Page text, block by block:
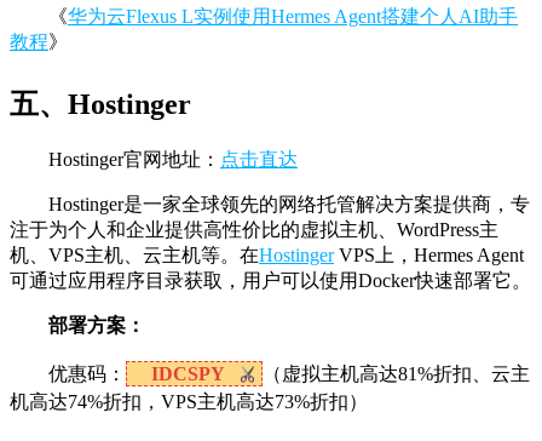
《华为云Flexus L实例使用Hermes Agent搭建个人AI助手
教程》
五、Hostinger
Hostinger官网地址： 点击直达
Hostinger是一家全球领先的网络托管解决方案提供商，专
注于为个人和企业提供高性价比的虚拟主机、WordPress主
机、VPS主机、云主机等。在HostingerVPS上，Hermes Agent
可通过应用程序目录获取，用户可以使用Docker快速部署它。
部署方案：
优惠码： IDCSPY
（虚拟主机高达81%折扣、云主
机高达74%折扣，VPS主机高达73%折扣）